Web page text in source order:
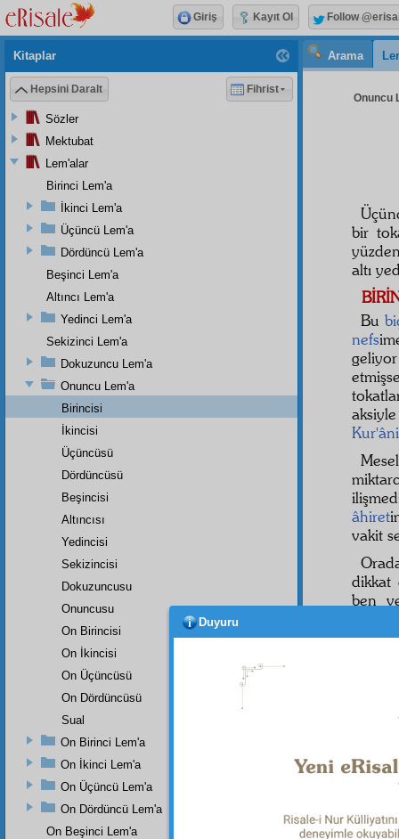
Arama
Onuncu
bir
altı
Bu
nefs
âhiret
vakit
dikkat
ben
teennî
Kitaplar
Hepsini Daralt Fihrist
Sözler
Mektubat
Lem'alar
Birinci Lem'a
İkinci Lem'a
Üçüncü Lem'a
Dördüncü Lem'a
Beşinci Lem'a
Altıncı Lem'a
Yedinci Lem'a
Sekizinci Lem'a
Dokuzuncu Lem'a
Onuncu Lem'a
Birincisi
İkincisi
Üçüncüsü
Dördüncüsü
Beşincisi
Altıncısı
Yedincisi
Sekizincisi
Dokuzuncusu
Onuncusu
On Birincisi
On İkincisi
On Üçüncüsü
On Dördüncüsü
Sual
On Birinci Lem'a
On İkinci Lem'a
On Üçüncü Lem'a
On Dördüncü Lem'a
On Beşinci Lem'a
Giriş Kayıt Ol Follow
Duyuru